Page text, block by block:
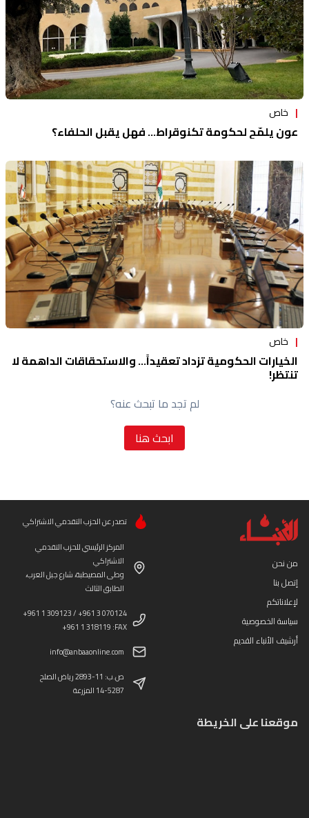
خاص
عون يلمّح لحكومة تكنوقراط... فهل يقبل الحلفاء؟
خاص
الخيارات الحكومية تزداد تعقيداً... والاستحقاقات الداهمة لا
تنتظر!
لم تجد ما تبحث عنه؟
ابحث هنا
من نحن
إتصل بنا
لإعلاناتكم
سياسة الخصوصية
أرشيف الأنباء القديم
تصدر عن الحزب التقدمي الاشتراكي
المركز الرئيسي للحزب التقدمي
الاشتراكي
وطى المصيطبة، شارع جبل العرب،
الطابق الثالث
+961 1 309123 / +961 3 070124
+961 1 318119 :FAX
info@anbaaonline.com
ص.ب: 11-2893 رياض الصلح
14-5287 المزرعة
موقعنا على الخريطة